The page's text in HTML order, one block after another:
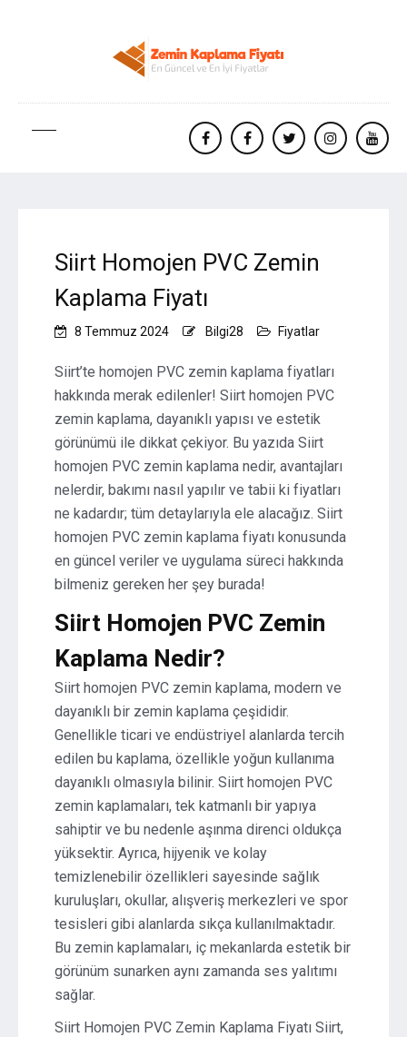
facebookFacebooktwitterinstagram
Siirt Homojen PVC Zemin
Kaplama Fiyatı
8 Temmuz 2024 Bilgi28 Fiyatlar
Siirt’te homojen PVC zemin kaplama fiyatları
hakkında merak edilenler! Siirt homojen PVC
zemin kaplama, dayanıklı yapısı ve estetik
görünümü ile dikkat çekiyor. Bu yazıda Siirt
homojen PVC zemin kaplama nedir, avantajları
nelerdir, bakımı nasıl yapılır ve tabii ki fiyatları
ne kadardır; tüm detaylarıyla ele alacağız. Siirt
homojen PVC zemin kaplama fiyatı konusunda
en güncel veriler ve uygulama süreci hakkında
bilmeniz gereken her şey burada!
Siirt Homojen PVC Zemin
Kaplama Nedir?
Siirt homojen PVC zemin kaplama, modern ve
dayanıklı bir zemin kaplama çeşididir.
Genellikle ticari ve endüstriyel alanlarda tercih
edilen bu kaplama, özellikle yoğun kullanıma
dayanıklı olmasıyla bilinir. Siirt homojen PVC
zemin kaplamaları, tek katmanlı bir yapıya
sahiptir ve bu nedenle aşınma direnci oldukça
yüksektir. Ayrıca, hijyenik ve kolay
temizlenebilir özellikleri sayesinde sağlık
kuruluşları, okullar, alışveriş merkezleri ve spor
tesisleri gibi alanlarda sıkça kullanılmaktadır.
Bu zemin kaplamaları, iç mekanlarda estetik bir
görünüm sunarken aynı zamanda ses yalıtımı
sağlar.
Siirt Homojen PVC Zemin Kaplama Fiyatı Siirt,